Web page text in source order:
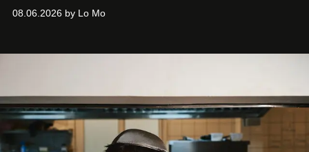
08.06.2026 by Lo Mo